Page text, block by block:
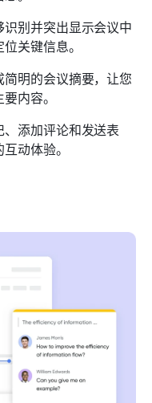
识别并突出显示会议中
关键信息。
明的会议摘要，让您
内容。
添加评论和发送表
动体验。